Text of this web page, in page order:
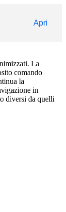
Apri
La
comando
la
in
diversi da quelli